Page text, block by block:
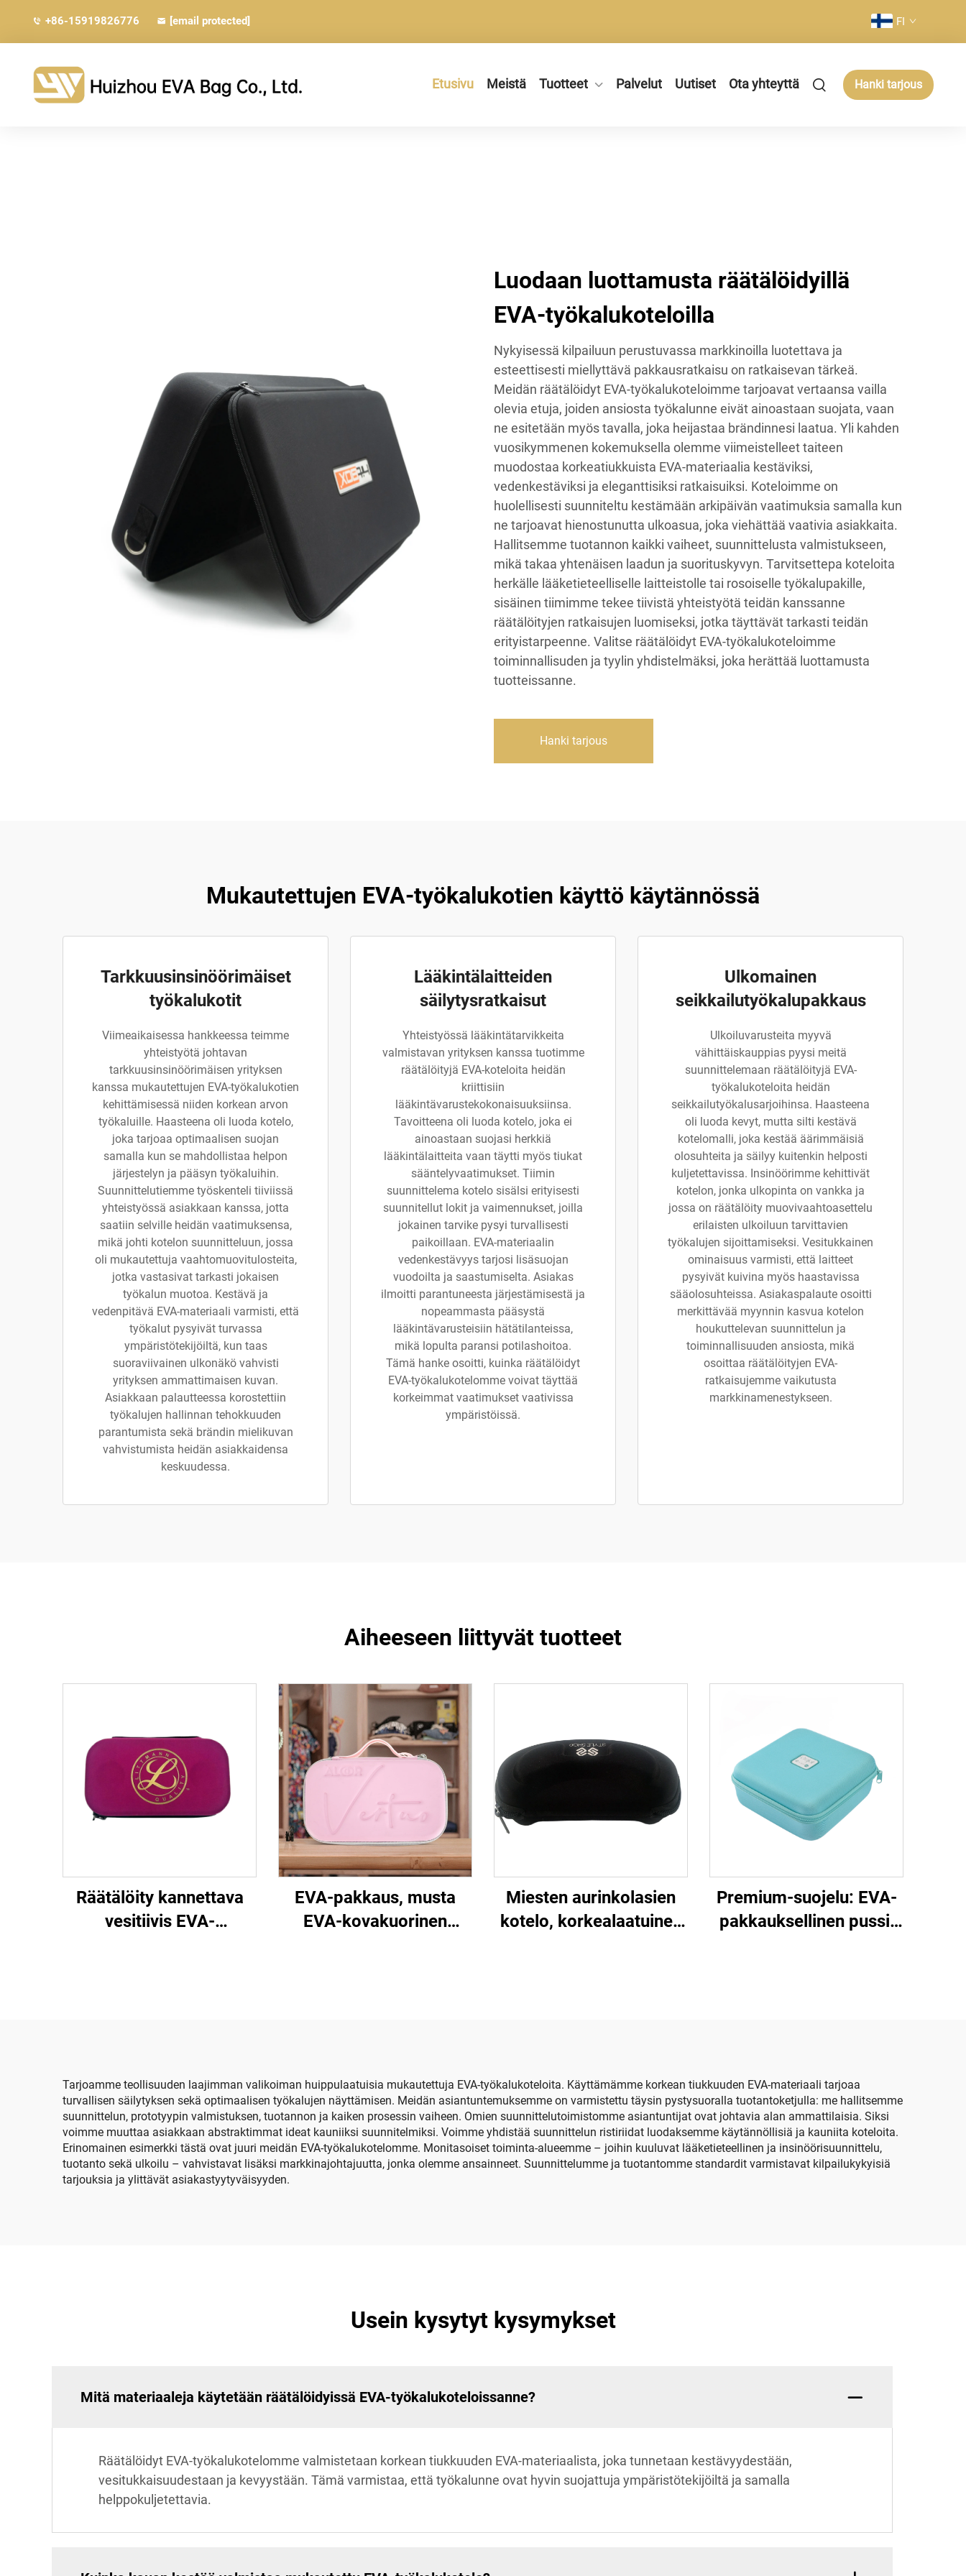
+86-15919826776 [email protected] FI
Etusivu Meistä Tuotteet Palvelut Uutiset Ota yhteyttä Hanki tarjous
Luodaan luottamusta räätälöidyillä
EVA-työkalukoteloilla
Nykyisessä kilpailuun perustuvassa markkinoilla luotettava ja
esteettisesti miellyttävä pakkausratkaisu on ratkaisevan tärkeä.
Meidän räätälöidyt EVA-työkalukoteloimme tarjoavat vertaansa vailla
olevia etuja, joiden ansiosta työkalunne eivät ainoastaan suojata, vaan
ne esitetään myös tavalla, joka heijastaa brändinnesi laatua. Yli kahden
vuosikymmenen kokemuksella olemme viimeistelleet taiteen
muodostaa korkeatiukkuista EVA-materiaalia kestäviksi,
vedenkestäviksi ja eleganttisiksi ratkaisuiksi. Koteloimme on
huolellisesti suunniteltu kestämään arkipäivän vaatimuksia samalla kun
ne tarjoavat hienostunutta ulkoasua, joka viehättää vaativia asiakkaita.
Hallitsemme tuotannon kaikki vaiheet, suunnittelusta valmistukseen,
mikä takaa yhtenäisen laadun ja suorituskyvyn. Tarvitsettepa koteloita
herkälle lääketieteelliselle laitteistolle tai rosoiselle työkalupakille,
sisäinen tiimimme tekee tiivistä yhteistyötä teidän kanssanne
räätälöityjen ratkaisujen luomiseksi, jotka täyttävät tarkasti teidän
erityistarpeenne. Valitse räätälöidyt EVA-työkalukoteloimme
toiminnallisuden ja tyylin yhdistelmäksi, joka herättää luottamusta
tuotteissanne.
Hanki tarjous
Mukautettujen EVA-työkalukotien käyttö käytännössä
Tarkkuusinsinöörimäiset
työkalukotit
Viimeaikaisessa hankkeessa teimme
yhteistyötä johtavan
tarkkuusinsinöörimäisen yrityksen
kanssa mukautettujen EVA-työkalukotien
kehittämisessä niiden korkean arvon
työkaluille. Haasteena oli luoda kotelo,
joka tarjoaa optimaalisen suojan
samalla kun se mahdollistaa helpon
järjestelyn ja pääsyn työkaluihin.
Suunnittelutiemme työskenteli tiiviissä
yhteistyössä asiakkaan kanssa, jotta
saatiin selville heidän vaatimuksensa,
mikä johti kotelon suunnitteluun, jossa
oli mukautettuja vaahtomuovitulosteita,
jotka vastasivat tarkasti jokaisen
työkalun muotoa. Kestävä ja
vedenpitävä EVA-materiaali varmisti, että
työkalut pysyivät turvassa
ympäristötekijöiltä, kun taas
suoraviivainen ulkonäkö vahvisti
yrityksen ammattimaisen kuvan.
Asiakkaan palautteessa korostettiin
työkalujen hallinnan tehokkuuden
parantumista sekä brändin mielikuvan
vahvistumista heidän asiakkaidensa
keskuudessa.
Lääkintälaitteiden
säilytysratkaisut
Yhteistyössä lääkintätarvikkeita
valmistavan yrityksen kanssa tuotimme
räätälöityjä EVA-koteloita heidän
kriittisiin
lääkintävarustekokonaisuuksiinsa.
Tavoitteena oli luoda kotelo, joka ei
ainoastaan suojasi herkkiä
lääkintälaitteita vaan täytti myös tiukat
sääntelyvaatimukset. Tiimin
suunnittelema kotelo sisälsi erityisesti
suunnitellut lokit ja vaimennukset, joilla
jokainen tarvike pysyi turvallisesti
paikoillaan. EVA-materiaalin
vedenkestävyys tarjosi lisäsuojan
vuodoilta ja saastumiselta. Asiakas
ilmoitti parantuneesta järjestämisestä ja
nopeammasta pääsystä
lääkintävarusteisiin hätätilanteissa,
mikä lopulta paransi potilashoitoa.
Tämä hanke osoitti, kuinka räätälöidyt
EVA-työkalukotelomme voivat täyttää
korkeimmat vaatimukset vaativissa
ympäristöissä.
Ulkomainen
seikkailutyökalupakkaus
Ulkoiluvarusteita myyvä
vähittäiskauppias pyysi meitä
suunnittelemaan räätälöityjä EVA-
työkalukoteloita heidän
seikkailutyökalusarjoihinsa. Haasteena
oli luoda kevyt, mutta silti kestävä
kotelomalli, joka kestää äärimmäisiä
olosuhteita ja säilyy kuitenkin helposti
kuljetettavissa. Insinöörimme kehittivät
kotelon, jonka ulkopinta on vankka ja
jossa on räätälöity muovivaahtoasettelu
erilaisten ulkoiluun tarvittavien
työkalujen sijoittamiseksi. Vesitukkainen
ominaisuus varmisti, että laitteet
pysyivät kuivina myös haastavissa
sääolosuhteissa. Asiakaspalaute osoitti
merkittävää myynnin kasvua kotelon
houkuttelevan suunnittelun ja
toiminnallisuuden ansiosta, mikä
osoittaa räätälöityjen EVA-
ratkaisujemme vaikutusta
markkinamenestykseen.
Aiheeseen liittyvät tuotteet
Räätälöity kannettava
vesitiivis EVA-
stetoskooppeihin
EVA-pakkaus, musta
EVA-kovakuorinen
Miesten aurinkolasien
kotelo, korkealaatuinen
Premium-suojelu: EVA-
pakkauksellinen pussi,
Tarjoamme teollisuuden laajimman valikoiman huippulaatuisia mukautettuja EVA-työkalukoteloita. Käyttämämme korkean tiukkuuden EVA-materiaali tarjoaa
turvallisen säilytyksen sekä optimaalisen työkalujen näyttämisen. Meidän asiantuntemuksemme on varmistettu täysin pystysuoralla tuotantoketjulla: me hallitsemme
suunnittelun, prototyypin valmistuksen, tuotannon ja kaiken prosessin vaiheen. Omien suunnittelutoimistomme asiantuntijat ovat johtavia alan ammattilaisia. Siksi
voimme muuttaa asiakkaan abstraktimmat ideat kauniiksi suunnitelmiksi. Voimme yhdistää suunnittelun ristiriidat luodaksemme käytännöllisiä ja kauniita koteloita.
Erinomainen esimerkki tästä ovat juuri meidän EVA-työkalukotelomme. Monitasoiset toiminta-alueemme – joihin kuuluvat lääketieteellinen ja insinöörisuunnittelu,
tuotanto sekä ulkoilu – vahvistavat lisäksi markkinajohtajuutta, jonka olemme ansainneet. Suunnittelumme ja tuotantomme standardit varmistavat kilpailukykyisiä
tarjouksia ja ylittävät asiakastyytyväisyyden.
Usein kysytyt kysymykset
Mitä materiaaleja käytetään räätälöidyissä EVA-työkalukoteloissanne?
Räätälöidyt EVA-työkalukotelomme valmistetaan korkean tiukkuuden EVA-materiaalista, joka tunnetaan kestävyydestään,
vesitukkaisuudestaan ja kevyystään. Tämä varmistaa, että työkalunne ovat hyvin suojattuja ympäristötekijöiltä ja samalla
helppokuljetettavia.